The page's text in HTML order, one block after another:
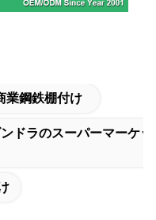
業鋼鉄棚付け
ドラのスーパーマーケッ